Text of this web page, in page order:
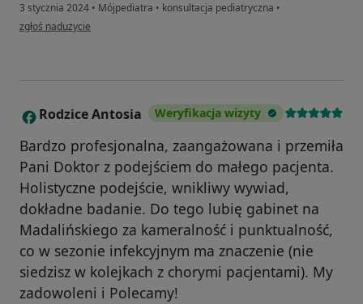
3 stycznia 2024 • Mójpediatra • konsultacja pediatryczna •
w opinii użytkownika Tata Krzysia
zgłoś nadużycie
R Rodzice Antosia Weryfikacja wizyty
Bardzo profesjonalna, zaangażowana i przemiła
Pani Doktor z podejściem do małego pacjenta.
Holistyczne podejście, wnikliwy wywiad,
dokładne badanie. Do tego lubię gabinet na
Madalińskiego za kameralność i punktualność,
co w sezonie infekcyjnym ma znaczenie (nie
siedzisz w kolejkach z chorymi pacjentami). My
zadowoleni i Polecamy!